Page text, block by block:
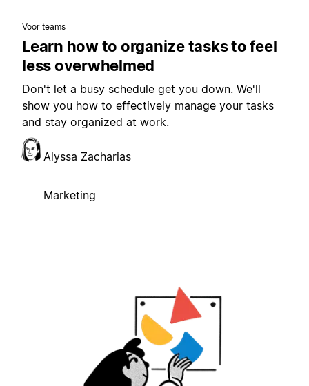
Voor teams
Learn how to organize tasks to feel
less overwhelmed
Don't let a busy schedule get you down. We'll
show you how to effectively manage your tasks
and stay organized at work.
Alyssa Zacharias
Marketing